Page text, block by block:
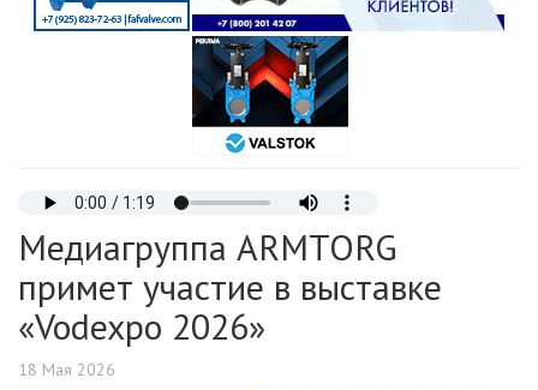
Медиагруппа ARMTORG
примет участие в выставке
«Vodexpo 2026»
18 Мая 2026